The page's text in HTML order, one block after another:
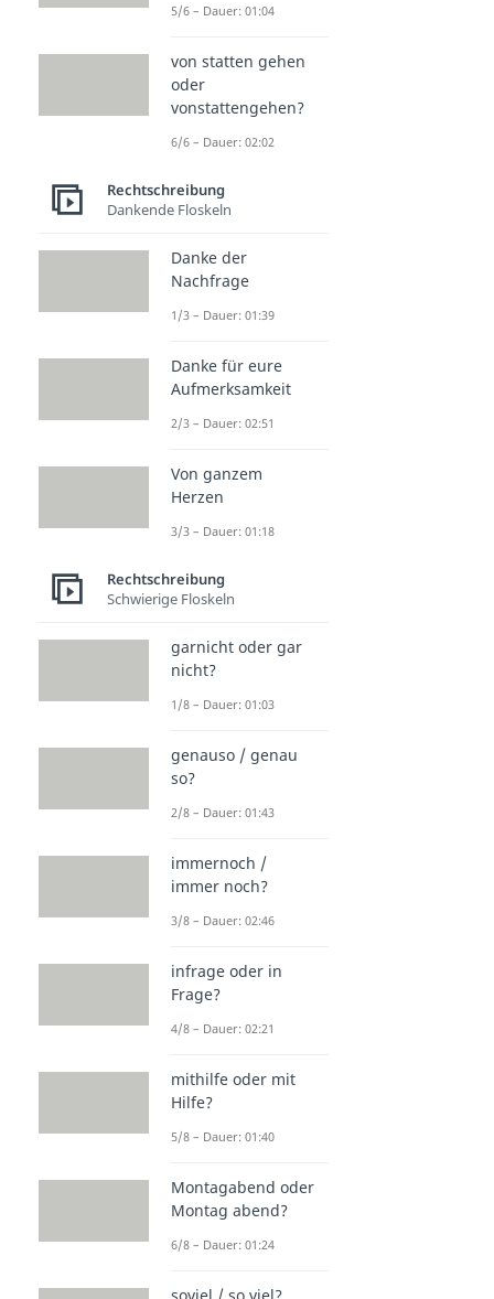
5/6 – Dauer: 01:04
von statten gehen
oder
vonstattengehen?
6/6 – Dauer: 02:02
Rechtschreibung
Dankende Floskeln
Danke der
Nachfrage
1/3 – Dauer: 01:39
Danke für eure
Aufmerksamkeit
2/3 – Dauer: 02:51
Von ganzem
Herzen
3/3 – Dauer: 01:18
Rechtschreibung
Schwierige Floskeln
garnicht oder gar
nicht?
1/8 – Dauer: 01:03
genauso / genau
so?
2/8 – Dauer: 01:43
immernoch /
immer noch?
3/8 – Dauer: 02:46
infrage oder in
Frage?
4/8 – Dauer: 02:21
mithilfe oder mit
Hilfe?
5/8 – Dauer: 01:40
Montagabend oder
Montag abend?
6/8 – Dauer: 01:24